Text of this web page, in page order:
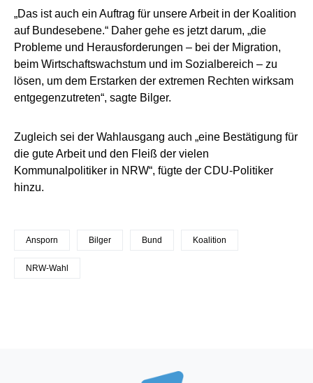
„Das ist auch ein Auftrag für unsere Arbeit in der Koalition
auf Bundesebene.“ Daher gehe es jetzt darum, „die
Probleme und Herausforderungen – bei der Migration,
beim Wirtschaftswachstum und im Sozialbereich – zu
lösen, um dem Erstarken der extremen Rechten wirksam
entgegenzutreten“, sagte Bilger.
Zugleich sei der Wahlausgang auch „eine Bestätigung für
die gute Arbeit und den Fleiß der vielen
Kommunalpolitiker in NRW“, fügte der CDU-Politiker
hinzu.
Ansporn Bilger Bund Koalition
NRW-Wahl